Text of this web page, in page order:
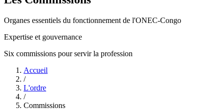
Organes essentiels du fonctionnement de l'ONEC-Congo
Expertise et gouvernance
Six commissions pour servir la profession
Accueil
/
L'ordre
/
Commissions